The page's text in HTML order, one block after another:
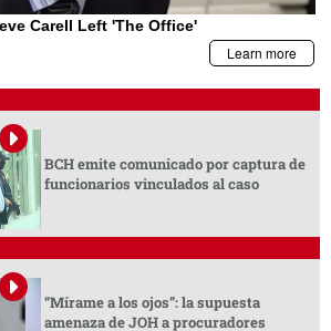
BCH emite comunicado por captura de
funcionarios vinculados al caso
“Mírame a los ojos”: la supuesta
amenaza de JOH a procuradores